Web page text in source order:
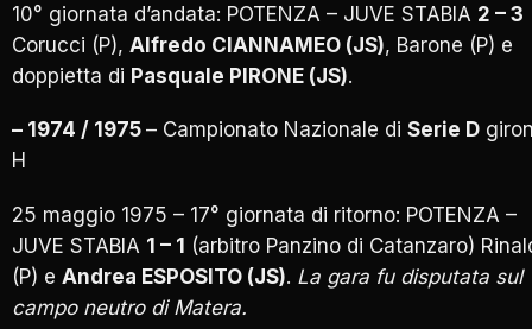
10° giornata d’andata: POTENZA – JUVE STABIA 2 – 3
Corucci (P), Alfredo CIANNAMEO (JS), Barone (P) e
doppietta di Pasquale PIRONE (JS).
– 1974 / 1975 – Campionato Nazionale di Serie D
H
25 maggio 1975 – 17° giornata di ritorno: POTENZA –
JUVE STABIA 1 – 1 (arbitro Panzino di Catanzaro)
(P) e Andrea ESPOSITO (JS). La gara fu disputata sul
campo neutro di Matera.